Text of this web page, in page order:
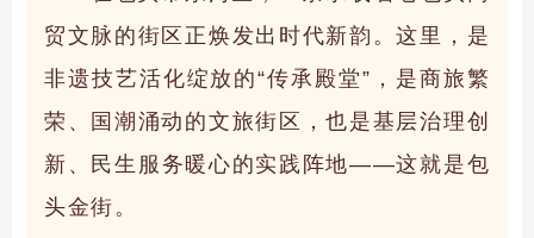
贸文脉的街区正焕发出时代新韵。这里，是
非遗技艺活化绽放的“传承殿堂”，是商旅繁
荣、国潮涌动的文旅街区，也是基层治理创
新、民生服务暖心的实践阵地——这就是包
头金街。